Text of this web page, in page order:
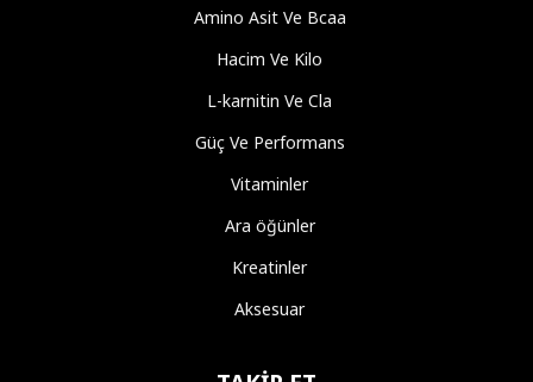
Amino Asit Ve Bcaa
Hacim Ve Kilo
L-karnitin Ve Cla
Güç Ve Performans
Vitaminler
Ara öğünler
Kreatinler
Aksesuar